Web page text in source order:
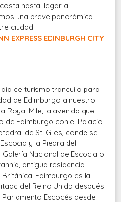
hasta llegar a
una breve panorámica
ciudad.
EXPRESS EDINBURGH CITY
de turismo tranquilo para
de Edimburgo a nuestro
Royal Mile, la avenida que
de Edimburgo con el Palacio
de St. Giles, donde se
y la Piedra del
Nacional de Escocia o
antigua residencia
Edimburgo es la
del Reino Unido después
Escocés desde